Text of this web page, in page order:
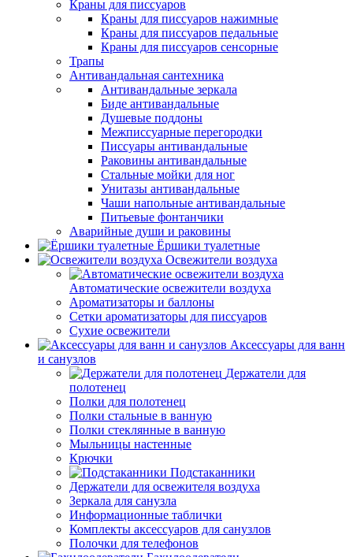
Краны для писсуаров
Краны для писсуаров нажимные
Краны для писсуаров педальные
Краны для писсуаров сенсорные
Трапы
Антивандальная сантехника
Антивандальные зеркала
Биде антивандальные
Душевые поддоны
Межписсуарные перегородки
Писсуары антивандальные
Раковины антивандальные
Стальные мойки для ног
Унитазы антивандальные
Чаши напольные антивандальные
Питьевые фонтанчики
Аварийные души и раковины
Ёршики туалетные
Освежители воздуха
Автоматические освежители воздуха
Ароматизаторы и баллоны
Сетки ароматизаторы для писсуаров
Сухие освежители
Аксессуары для ванн
и санузлов
Держатели для
полотенец
Полки для полотенец
Полки стальные в ванную
Полки стеклянные в ванную
Мыльницы настенные
Крючки
Подстаканники
Держатели для освежителя воздуха
Зеркала для санузла
Информационные таблички
Комплекты аксессуаров для санузлов
Полочки для телефонов